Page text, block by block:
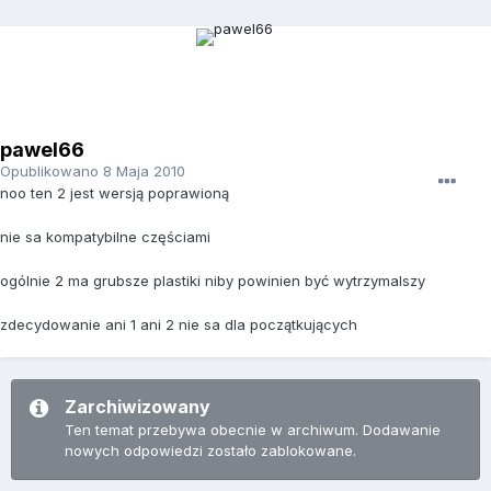
pawel66
Opublikowano 8 Maja 2010
noo ten 2 jest wersją poprawioną
nie sa kompatybilne częściami
ogólnie 2 ma grubsze plastiki niby powinien być wytrzymalszy
zdecydowanie ani 1 ani 2 nie sa dla początkujących
Zarchiwizowany
Ten temat przebywa obecnie w archiwum. Dodawanie
nowych odpowiedzi zostało zablokowane.